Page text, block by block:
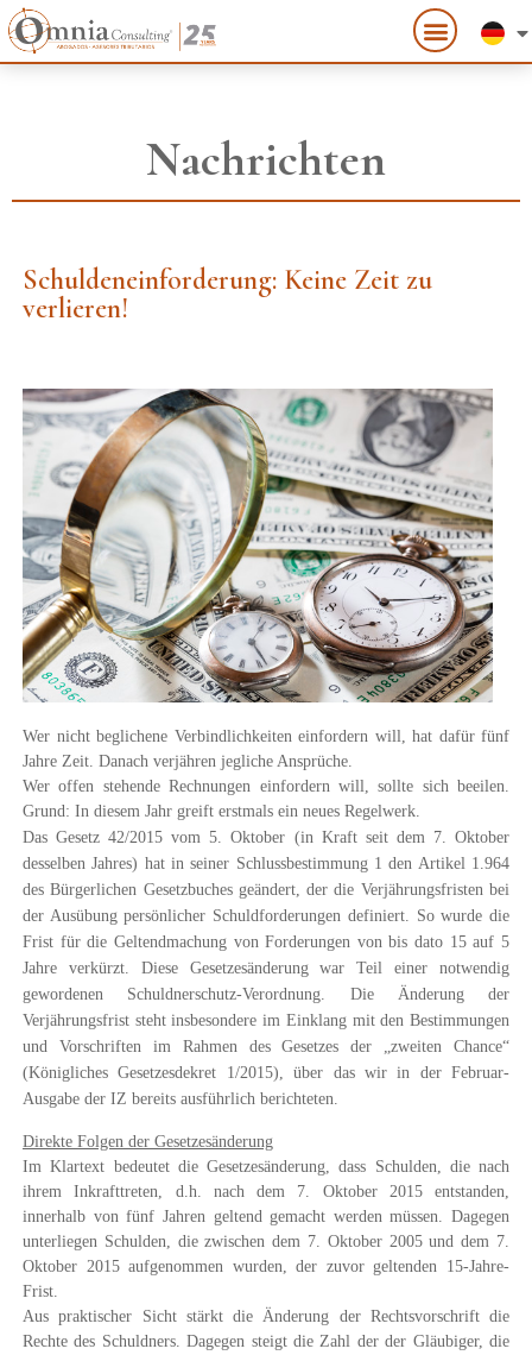
Nachrichten
Schuldeneinforderung: Keine Zeit zu
verlieren!
Wer nicht beglichene Verbindlichkeiten einfordern will, hat dafür fünf
Jahre Zeit. Danach verjähren jegliche Ansprüche.
Wer offen stehende Rechnungen einfordern will, sollte sich beeilen.
Grund: In diesem Jahr greift erstmals ein neues Regelwerk.
Das Gesetz 42/2015 vom 5. Oktober (in Kraft seit dem 7. Oktober
desselben Jahres) hat in seiner Schlussbestimmung 1 den Artikel 1.964
des Bürgerlichen Gesetzbuches geändert,der die Verjährungsfristen bei
der Ausübung persönlicher Schuldforderungen definiert. So wurde die
Frist für die Geltendmachung von Forderungen von bis dato 15 auf 5
Jahre verkürzt. Diese Gesetzesänderung warTeil einer notwendig
gewordenen Schuldnerschutz-Verordnung . Die Änderung der
Verjährungsfrist steht insbesondere im Einklang mit den Bestimmungen
und Vorschriften im Rahmen des Gesetzes der „zweiten Chance“
(Königliches Gesetzesdekret 1/2015), über das wir in der Februar-
Ausgabe der IZ bereits ausführlich berichteten.
Direkte Folgen der Gesetzesänderung
Im Klartext bedeutet die Gesetzesänderung, dass Schulden, die nach
ihrem Inkrafttreten, d.h. nach dem 7. Oktober 2015 entstanden,
innerhalb von fünf Jahren geltend gemacht werden müssen. Dagegen
unterliegen Schulden, die zwischen dem 7. Oktober 2005 und dem 7.
Oktober 2015 aufgenommen wurden, der zuvor geltenden 15-Jahre-
Frist.
Aus praktischer Sicht stärkt die Änderung der Rechtsvorschrift die
Rechte des Schuldners. Dagegen steigt die Zahl der der Gläubiger, die